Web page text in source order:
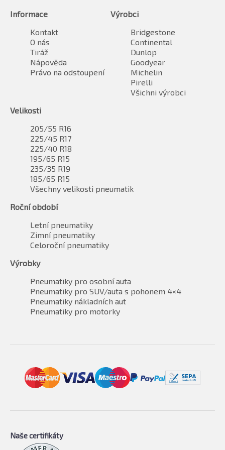
Informace
Kontakt
O nás
Tiráž
Nápověda
Právo na odstoupení
Výrobci
Bridgestone
Continental
Dunlop
Goodyear
Michelin
Pirelli
Všichni výrobci
Velikosti
205/55 R16
225/45 R17
225/40 R18
195/65 R15
235/35 R19
185/65 R15
Všechny velikosti pneumatik
Roční období
Letní pneumatiky
Zimní pneumatiky
Celoroční pneumatiky
Výrobky
Pneumatiky pro osobní auta
Pneumatiky pro SUV/auta s pohonem 4×4
Pneumatiky nákladních aut
Pneumatiky pro motorky
Naše certifikáty